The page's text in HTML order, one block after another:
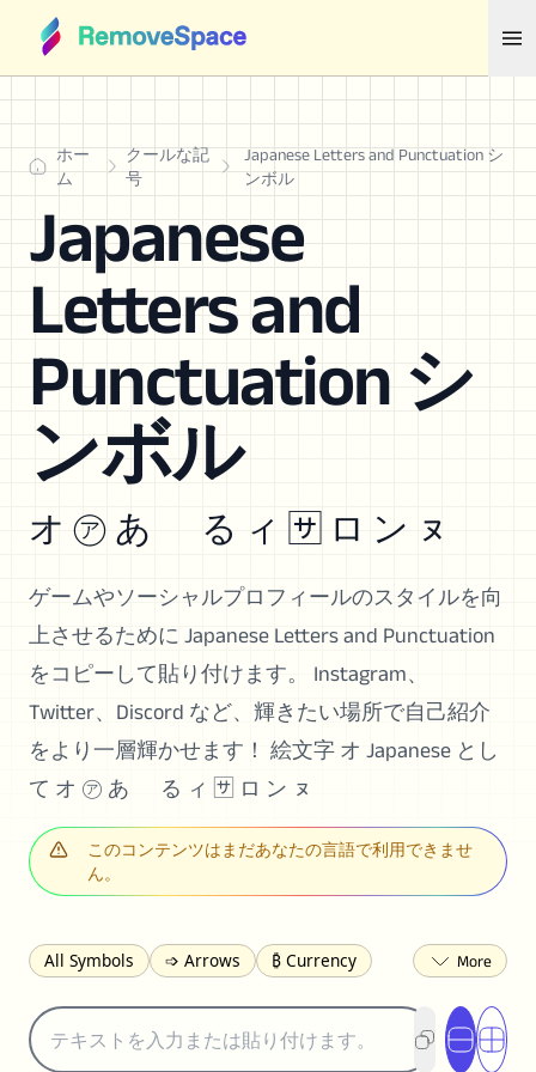
ホー
ム
クールな記
号
Japanese Letters and Punctuation シ
ンボル
Japanese
Letters and
Punctuation シ
ンボル
オ ㋐ あ ゕ る ィ 🈂 ロ ン ㇴ
ゲームやソーシャルプロフィールのスタイルを向
上させるために Japanese Letters and Punctuation
をコピーして貼り付けます。 Instagram、
Twitter、Discord など、輝きたい場所で自己紹介
をより一層輝かせます！ 絵文字 オ Japanese とし
て オ ㋐ あ ゕ る ィ 🈂 ロ ン ㇴ
このコンテンツはまだあなたの言語で利用できませ
ん。
All Symbols ➩ Arrows
₿ Currency
❀ Flowers
❅ Weather
✈ Business
℉ Units